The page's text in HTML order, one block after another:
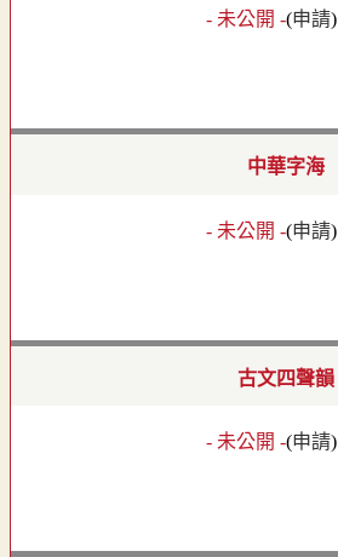
- 未公開 -(申請)
中華字海
- 未公開 -(申請)
古文四聲韻
- 未公開 -(申請)